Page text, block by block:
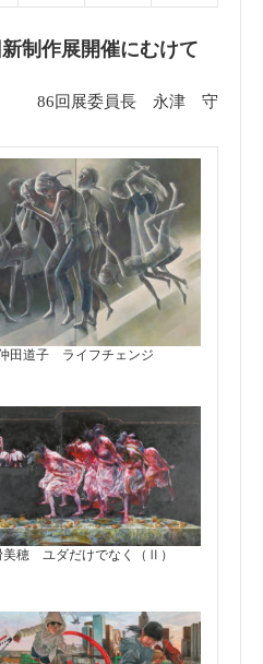
作展開催にむけて
86回展委員長 永津 守
田道子 ライフチェンジ
美穂 ユダだけでなく（Ⅱ）